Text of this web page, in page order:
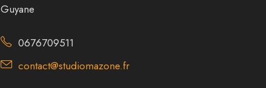
Guyane
0676709511
contact@studiomazone.fr